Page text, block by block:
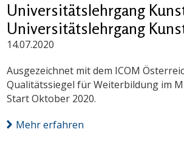
Universitätslehrgang
Universitätslehrgang
14.07.2020
Ausgezeichnet mit dem ICOM
Qualitätssiegel für Weiterbildung im
Start Oktober 2020.
Mehr erfahren